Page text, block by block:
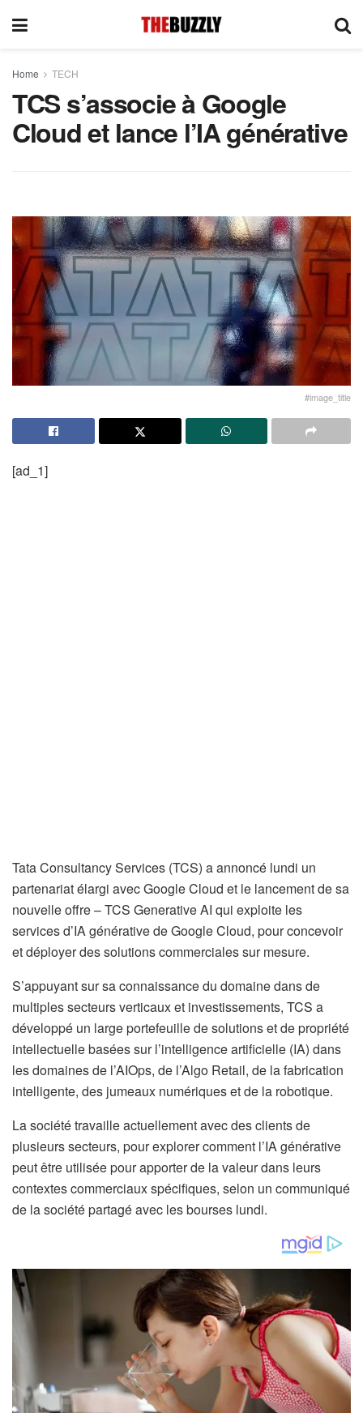
Home TECH
TCS s’associe à Google
Cloud et lance l’IA générative
#image_title
[ad_1]
Tata Consultancy Services (TCS) a annoncé lundi un
partenariat élargi avec Google Cloud et le lancement de sa
nouvelle offre – TCS Generative AI qui exploite les
services d’IA générative de Google Cloud, pour concevoir
et déployer des solutions commerciales sur mesure.
S’appuyant sur sa connaissance du domaine dans de
multiples secteurs verticaux et investissements, TCS a
développé un large portefeuille de solutions et de propriété
intellectuelle basées sur l’intelligence artificielle (IA) dans
les domaines de l’AIOps, de l’Algo Retail, de la fabrication
intelligente, des jumeaux numériques et de la robotique.
La société travaille actuellement avec des clients de
plusieurs secteurs, pour explorer comment l’IA générative
peut être utilisée pour apporter de la valeur dans leurs
contextes commerciaux spécifiques, selon un communiqué
de la société partagé avec les bourses lundi.